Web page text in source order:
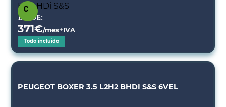
Desde:
371€/mes+IVA
Todo incluido
PEUGEOT BOXER 3.5 L2H2 BHDI S&S 6VEL